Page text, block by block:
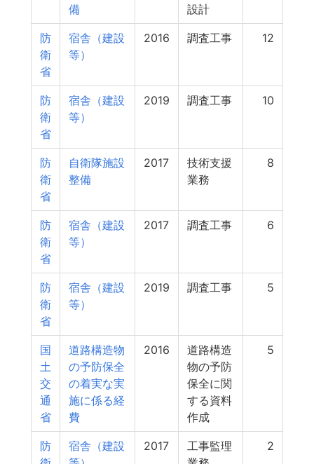
備
設計
防
衛
省
宿舎（建設
等）
2016 調査工事 12
防
衛
省
宿舎（建設
等）
2019 調査工事 10
防
衛
省
自衛隊施設
整備
2017
技術支援
業務
8
防
衛
省
宿舎（建設
等）
2017 調査工事 6
防
衛
省
宿舎（建設
等）
2019 調査工事 5
国
土
交
通
省
道路構造物
の予防保全
の着実な実
施に係る経
費
2016
道路構造
物の予防
保全に関
する資料
作成
5
防
宿舎（建設
2017
工事監理
2